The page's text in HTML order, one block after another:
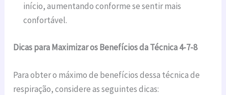
início, aumentando conforme se sentir mais
confortável.
Dicas para Maximizar os Benefícios da Técnica 4-7-8
Para obter o máximo de benefícios dessa técnica de
respiração, considere as seguintes dicas: